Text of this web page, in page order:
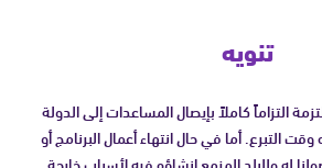
تنويه
التزاماً كاملاً بإيصال المساعدات إلى الدولة
التبرع. أما في حال انتهاء أعمال البرنامج أو